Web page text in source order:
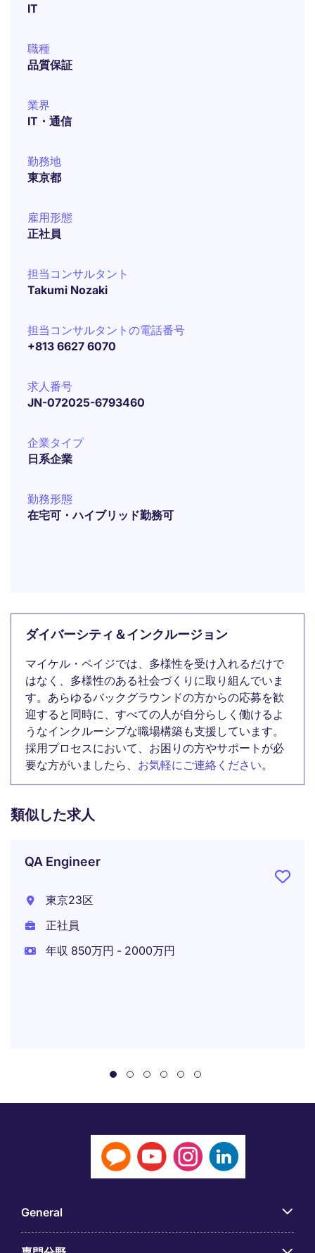
IT
職種
品質保証
業界
IT・通信
勤務地
東京都
雇用形態
正社員
担当コンサルタント
Takumi Nozaki
担当コンサルタントの電話番号
+813 6627 6070
求人番号
JN-072025-6793460
企業タイプ
日系企業
勤務形態
在宅可・ハイブリッド勤務可
ダイバーシティ＆インクルージョン
マイケル・ペイジでは、多様性を受け入れるだけで
はなく、多様性のある社会づくりに取り組んでいま
す。あらゆるバックグラウンドの方からの応募を歓
迎すると同時に、すべての人が自分らしく働けるよ
うなインクルーシブな職場構築も支援しています。
採用プロセスにおいて、お困りの方やサポートが必
要な方がいましたら、 お気軽にご連絡ください。
類似した求人
QA Engineer
東京23区
正社員
年収 850万円 - 2000万円
General